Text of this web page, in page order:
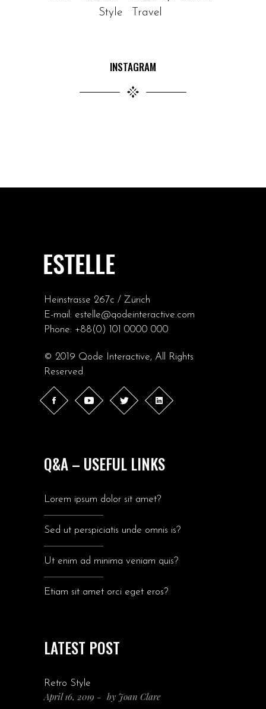
Style
Travel
INSTAGRAM
Heinstrasse 267c / Zürich
E-mail: estelle@qodeinteractive.com
Phone: +88(0) 101 0000 000
© 2019 Qode Interactive, All Rights
Reserved
Q&A – USEFUL LINKS
Lorem ipsum dolor sit amet?
Sed ut perspiciatis unde omnis is?
Ut enim ad minima veniam quis?
Etiam sit amet orci eget eros?
LATEST POST
Retro Style
April 16, 2019 by Joan Clare